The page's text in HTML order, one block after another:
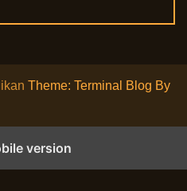
Theme: Terminal Blog By
version